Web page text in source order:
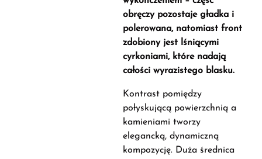
obręczy pozostaje gładka i
polerowana, natomiast front
zdobiony jest lśniącymi
cyrkoniami, które nadają
całości wyrazistego blasku.
Kontrast pomiędzy
połyskującą powierzchnią a
kamieniami tworzy
elegancką, dynamiczną
kompozycję. Duża średnica